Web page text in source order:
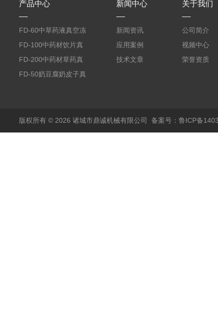
产品中心
FD-60中草药液真空冻
干机
FD-100中药材饮片真
空冻干机
FD-200中药材草药真
空冻干机
FD-50奶豆腐奶皮子真
新闻中心
新闻资讯
应用案例
技术文章
关于我们
公司简介
视频中心
荣誉资质
版权所有 © 2026 诸城市鼎诚机械有限公司 备案号：鲁ICP备